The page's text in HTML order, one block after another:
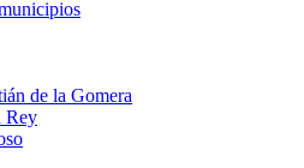
de la Gomera
Rey